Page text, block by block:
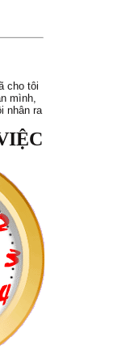
nhận ra
Tôi đã
nỗ
chiều
Tôi
mình:
giận
biệt
khác.